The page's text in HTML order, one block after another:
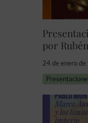
por
24 de enero